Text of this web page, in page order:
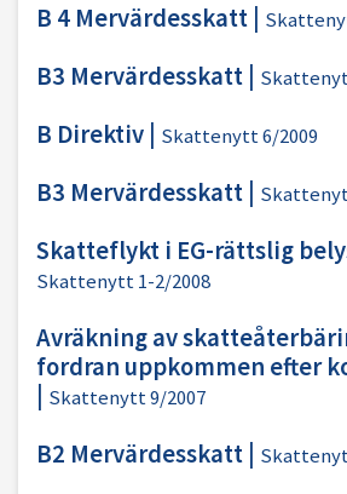
B 4 Mervärdesskatt
B3 Mervärdesskatt
B Direktiv Skattenytt 6/2009
B3 Mervärdesskatt
Skatteflykt i EG-rättslig
Skattenytt 1-2/2008
Avräkning av
fordran uppkommen efter
Skattenytt 9/2007
B2 Mervärdesskatt